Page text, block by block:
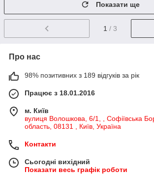
Показати ще
1 / 3
Про нас
98% позитивних з 189 відгуків за рік
Працює з 18.01.2016
м. Київ
вулиця Волошкова, 6/1, , Софіївська
область, 08131 , Київ, Україна
Контакти
Сьогодні вихідний
Показати весь графік роботи